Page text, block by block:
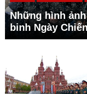
Những hình
binh Ngày